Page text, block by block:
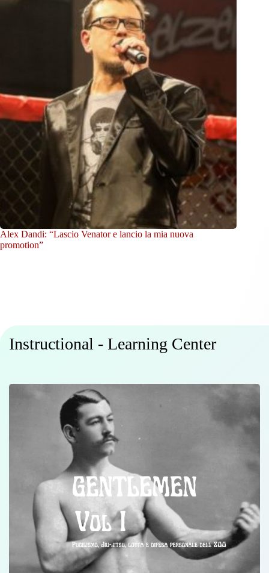
Alex Dandi: “Lascio Venator e lancio la mia nuova
promotion”
Instructional - Learning Center